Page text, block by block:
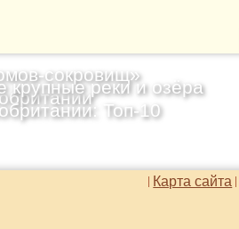
сокровищ»
крупные реки и озёра
Топ-10
Карта сайта